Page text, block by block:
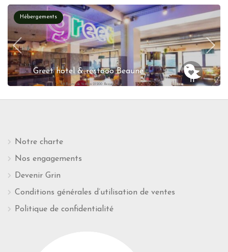
Hébergements
Greet hotel & restooo Beaune
58 Route de Verdun 21200 Beaune
Notre charte
Nos engagements
Devenir Grin
Conditions générales d’utilisation de ventes
Politique de confidentialité